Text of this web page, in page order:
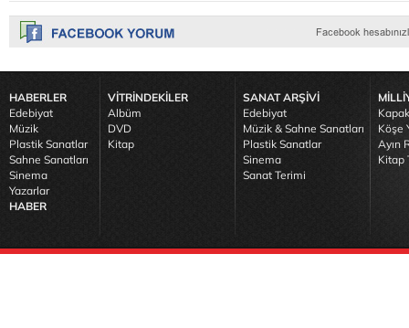
HABERLER
Edebiyat
Müzik
Plastik Sanatlar
Sahne Sanatları
Sinema
Yazarlar
HABER
VİTRİNDEKİLER
Albüm
DVD
Kitap
SANAT ARŞİVİ
Edebiyat
Müzik & Sahne Sanatları
Plastik Sanatlar
Sinema
Sanat Terimi
Köşe
Ayın
Kitap